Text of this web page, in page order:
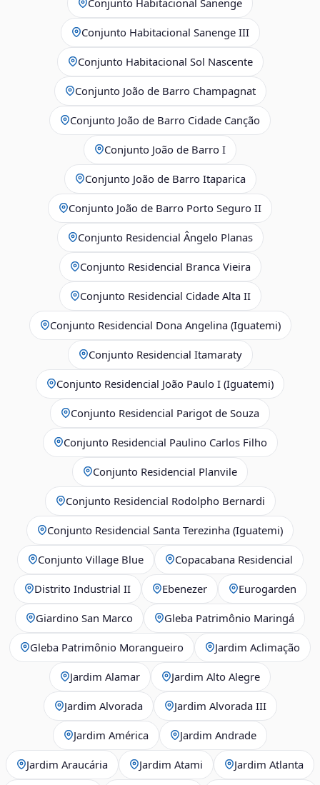
Conjunto Habitacional Sanenge III
Conjunto Habitacional Sol Nascente
Conjunto João de Barro Champagnat
Conjunto João de Barro Cidade Canção
Conjunto João de Barro I
Conjunto João de Barro Itaparica
Conjunto João de Barro Porto Seguro II
Conjunto Residencial Ângelo Planas
Conjunto Residencial Branca Vieira
Conjunto Residencial Cidade Alta II
Conjunto Residencial Dona Angelina (Iguatemi)
Conjunto Residencial Itamaraty
Conjunto Residencial João Paulo I (Iguatemi)
Conjunto Residencial Parigot de Souza
Conjunto Residencial Paulino Carlos Filho
Conjunto Residencial Planvile
Conjunto Residencial Rodolpho Bernardi
Conjunto Residencial Santa Terezinha (Iguatemi)
Conjunto Village Blue Copacabana Residencial
Distrito Industrial II Ebenezer Eurogarden
Giardino San Marco Gleba Patrimônio Maringá
Gleba Patrimônio Morangueiro Jardim Aclimação
Jardim Alamar Jardim Alto Alegre
Jardim Alvorada Jardim Alvorada III
Jardim América Jardim Andrade
Jardim Araucária Jardim Atami Jardim Atlanta